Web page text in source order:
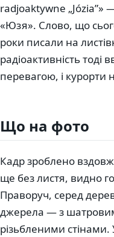
radjoaktywne „Józia”»
«Юзя». Слово, що
роки писали на
радіоактивність
перевагою, і
Що на фото
Кадр зроблено вздовж
ще без листя, видно
Праворуч, серед
джерела — з
різьбленими стінами.